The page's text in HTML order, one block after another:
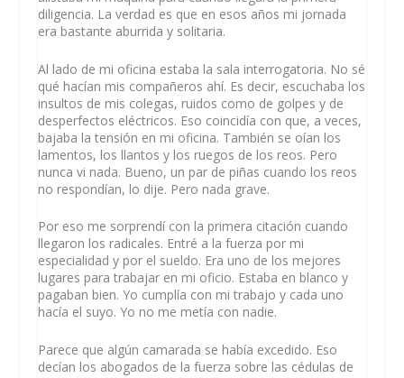
diligencia. La verdad es que en esos años mi jornada
era bastante aburrida y solitaria.
Al lado de mi oficina estaba la sala interrogatoria. No sé
qué hacían mis compañeros ahí. Es decir, escuchaba los
insultos de mis colegas, ruidos como de golpes y de
desperfectos eléctricos. Eso coincidía con que, a veces,
bajaba la tensión en mi oficina. También se oían los
lamentos, los llantos y los ruegos de los reos. Pero
nunca vi nada. Bueno, un par de piñas cuando los reos
no respondían, lo dije. Pero nada grave.
Por eso me sorprendí con la primera citación cuando
llegaron los radicales. Entré a la fuerza por mi
especialidad y por el sueldo. Era uno de los mejores
lugares para trabajar en mi oficio. Estaba en blanco y
pagaban bien. Yo cumplía con mi trabajo y cada uno
hacía el suyo. Yo no me metía con nadie.
Parece que algún camarada se había excedido. Eso
decían los abogados de la fuerza sobre las cédulas de